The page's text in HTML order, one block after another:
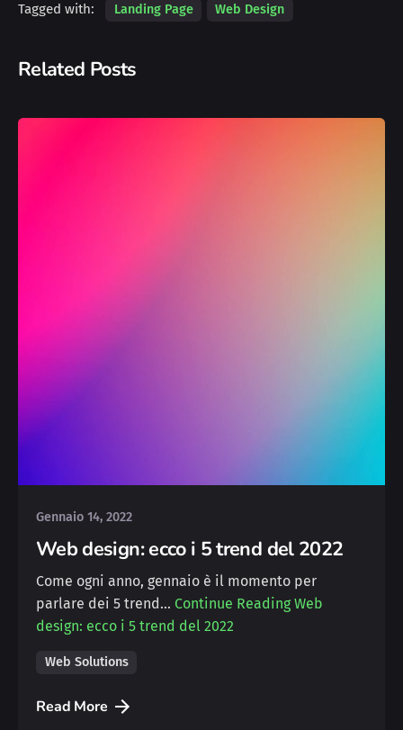
Tagged with: Landing Page Web Design
Related Posts
Gennaio 14, 2022
Web design: ecco i 5 trend del 2022
Come ogni anno, gennaio è il momento per
parlare dei 5 trend… Continue ReadingWeb
design: ecco i 5 trend del 2022
Web Solutions
Read More